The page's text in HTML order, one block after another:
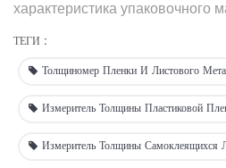
характеристика упаковочного
как проницаемость, прочность
ударопрочность и т. д.
ТЕГИ :
Толщиномер Пленки И Листового
Измеритель Толщины Пластиковой
Измеритель Толщины Самоклеящихся